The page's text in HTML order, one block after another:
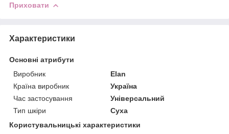
Приховати
Характеристики
Основні атрибути
Виробник
Elan
Країна виробник
Україна
Час застосування
Універсальний
Тип шкіри
Суха
Користувальницькі характеристики